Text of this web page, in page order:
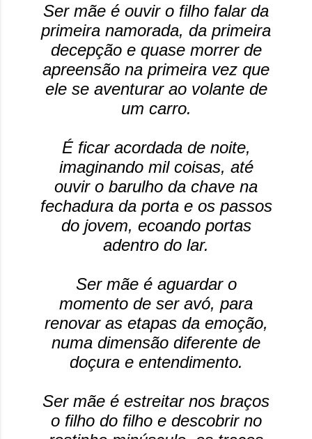
Ser mãe é ouvir o filho falar da
primeira namorada, da primeira
decepção e quase morrer de
apreensão na primeira vez que
ele se aventurar ao volante de
um carro.
É ficar acordada de noite,
imaginando mil coisas, até
ouvir o barulho da chave na
fechadura da porta e os passos
do jovem, ecoando portas
adentro do lar.
Ser mãe é aguardar o
momento de ser avó, para
renovar as etapas da emoção,
numa dimensão diferente de
doçura e entendimento.
Ser mãe é estreitar nos braços
o filho do filho e descobrir no